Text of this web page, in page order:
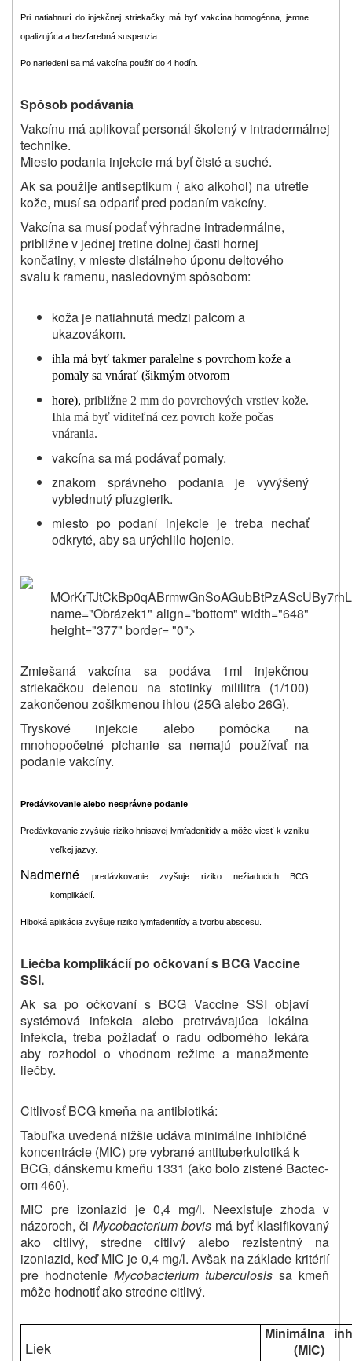
Pri natiahnutí do injekčnej striekačky má byť vakcína homogénna, jemne
opalizujúca a bezfarebná suspenzia.
Po nariedení sa má vakcína použiť do 4 hodín.
Spôsob podávania
Vakcínu má aplikovať personál školený v intradermálnej
technike.
Miesto podania injekcie má byť čisté a suché.
Ak sa použije antiseptikum ( ako alkohol) na utretie
kože, musí sa odpariť pred podaním vakcíny.
Vakcínasa musípodaťvýhradne intradermálne,
približne v jednej tretine dolnej časti hornej
končatiny, v mieste distálneho úponu deltového
svalu k ramenu, nasledovným spôsobom:
koža je natiahnutá medzi palcom a
ukazovákom.
ihla má byť takmer paralelne s povrchom kože a
pomaly sa vnárať (šikmým otvorom
hore), približne 2 mm do povrchových vrstiev kože.
Ihla má byť viditeľná cez povrch kože počas
vnárania.
vakcína sa má podávať pomaly.
znakom správneho podania je vyvýšený
vyblednutý pľuzgierik.
miesto po podaní injekcie je treba nechať
odkryté, aby sa urýchlilo hojenie.
name="Obrázek1" align="bottom" width="648"
height="377" border= "0">
Zmiešaná vakcína sa podáva 1ml injekčnou
striekačkou delenou na stotinky mililitra (1/100)
zakončenou zošikmenou ihlou (25G alebo 26G).
Tryskové injekcie alebo pomôcka na
mnohopočetné pichanie sa nemajú používať na
podanie vakcíny.
Predávkovanie alebo nesprávne podanie
Predávkovanie zvyšuje riziko hnisavej lymfadenitídy a môže viesť k vzniku
veľkej jazvy.
Nadmerné
predávkovanie zvyšuje riziko nežiaducich BCG
komplikácií.
Hlboká aplikácia zvyšuje riziko lymfadenitídy a tvorbu abscesu.
Liečba komplikácií po očkovaní s BCG Vaccine
SSI.
Ak sa po očkovaní s BCG Vaccine SSI objaví
systémová infekcia alebo pretrvávajúca lokálna
infekcia, treba požiadať o radu odborného lekára
aby rozhodol o vhodnom režime a manažmente
liečby.
Citlivosť BCG kmeňa na antibiotiká:
Tabuľka uvedená nižšie udáva minimálne inhibičné
koncentrácie (MIC) pre vybrané antituberkulotiká k
BCG, dánskemu kmeňu 1331 (ako bolo zistené Bactec-
om 460).
MIC pre izoniazid je 0,4 mg/l. Neexistuje zhoda v
názoroch, či Mycobacterium bovismá byť klasifikovaný
ako citlivý, stredne citlivý alebo rezistentný na
izoniazid, keď MIC je 0,4 mg/l. Avšak na základe kritérií
pre hodnotenie Mycobacterium tuberculosissa kmeň
môže hodnotiť ako stredne citlivý.
Liek
Minimálna
(MIC)